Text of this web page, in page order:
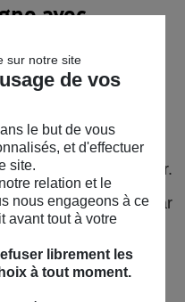
avec
(SCPI)
civiles de
titres :
dans l'immobilier.
SCPI gérées par
dans différents
sur notre site
de vos
le but de vous
et d'effectuer
site.
relation et le
nous engageons à ce
avant tout à votre
librement les
à tout moment.